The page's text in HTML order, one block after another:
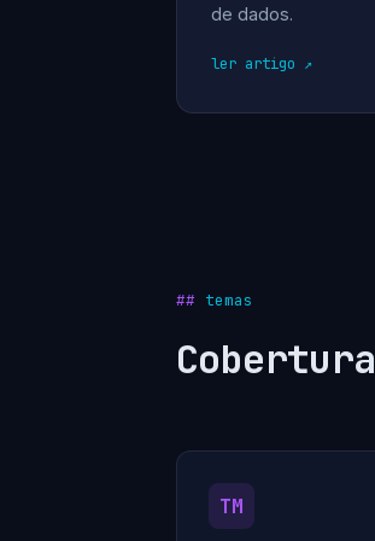
de dados.
ler artigo
temas
Cobertura
TM